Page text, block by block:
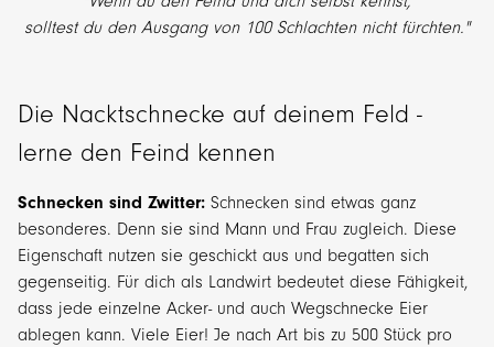
solltest du den Ausgang von 100 Schlachten nicht fürchten."
Die Nacktschnecke auf deinem Feld -
lerne den Feind kennen
Schnecken sind Zwitter: Schnecken sind etwas ganz
besonderes. Denn sie sind Mann und Frau zugleich. Diese
Eigenschaft nutzen sie geschickt aus und begatten sich
gegenseitig. Für dich als Landwirt bedeutet diese Fähigkeit,
dass jede einzelne Acker- und auch Wegschnecke Eier
ablegen kann. Viele Eier! Je nach Art bis zu 500 Stück pro